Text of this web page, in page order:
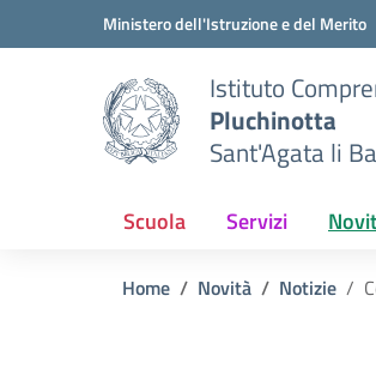
Vai ai contenuti
Vai al menu di navigazioneMinistero dell'Istruzione e del Merito
Istituto
Pluchinotta
Sant'Agata li
Scuola Servizi
Home Novità Notizie